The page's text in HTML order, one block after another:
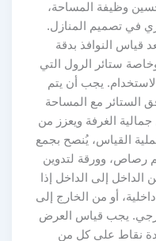
وظيفة المساحة،
في تصميم المنازل.
النوافذ بدقة
ستائر الرول التي
يجب أن يتم
مع المساحة
الغرفة ويعزز من
القياس، يُنصح بجمع
وورقة لتدوين
إلى الداخل إذا
أو من الخارج إلى
يجب قياس العرض
نقاط على كل من